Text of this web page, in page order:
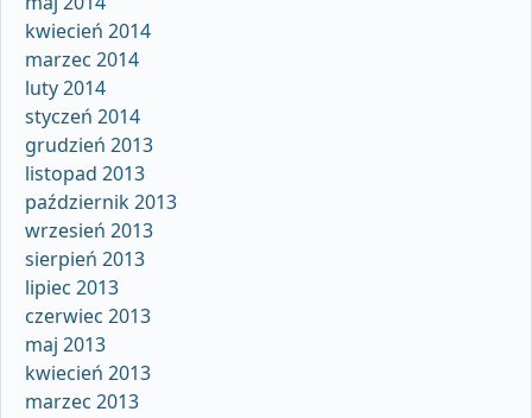
kwiecień 2014
marzec 2014
luty 2014
styczeń 2014
grudzień 2013
listopad 2013
październik 2013
wrzesień 2013
sierpień 2013
lipiec 2013
czerwiec 2013
maj 2013
kwiecień 2013
marzec 2013